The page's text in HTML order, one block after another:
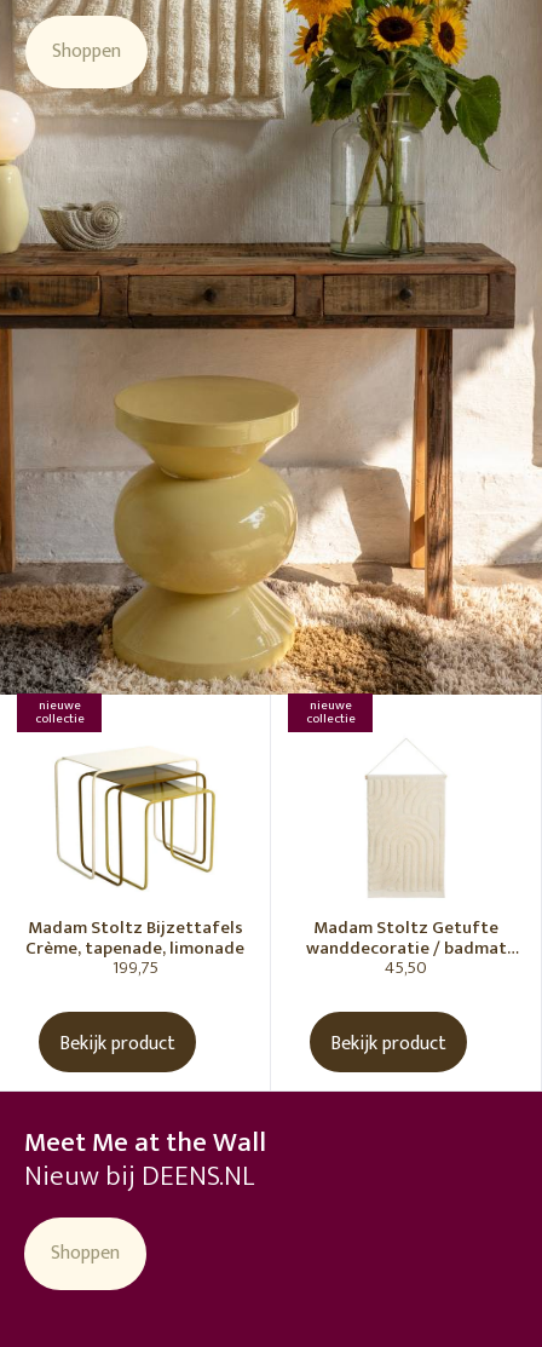
Shoppen
nieuwe
collectie
Madam Stoltz Bijzettafels
Crème, tapenade, limonade
199,75
Bekijk product
nieuwe
collectie
Madam Stoltz Getufte
wanddecoratie / badmat
Vanille
45,50
Bekijk product
Meet Me at the Wall
Nieuw bij DEENS.NL
Shoppen